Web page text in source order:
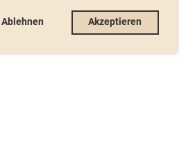
Ablehnen Akzeptieren